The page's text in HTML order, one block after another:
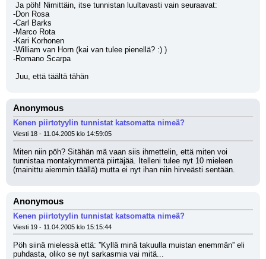
Ja pöh! Nimittäin, itse tunnistan luultavasti vain seuraavat:
-Don Rosa
-Carl Barks
-Marco Rota
-Kari Korhonen
-William van Horn (kai van tulee pienellä? :) )
-Romano Scarpa
Juu, että täältä tähän
Anonymous
Kenen piirtotyylin tunnistat katsomatta nimeä?
Viesti 18 - 11.04.2005 klo 14:59:05
Miten niin pöh? Sitähän mä vaan siis ihmettelin, että miten voi
tunnistaa montakymmentä piirtäjää. Itelleni tulee nyt 10 mieleen
(mainittu aiemmin täällä) mutta ei nyt ihan niin hirveästi sentään.
Anonymous
Kenen piirtotyylin tunnistat katsomatta nimeä?
Viesti 19 - 11.04.2005 klo 15:15:44
Pöh siinä mielessä että: ''Kyllä minä takuulla muistan enemmän'' eli
puhdasta, oliko se nyt sarkasmia vai mitä...